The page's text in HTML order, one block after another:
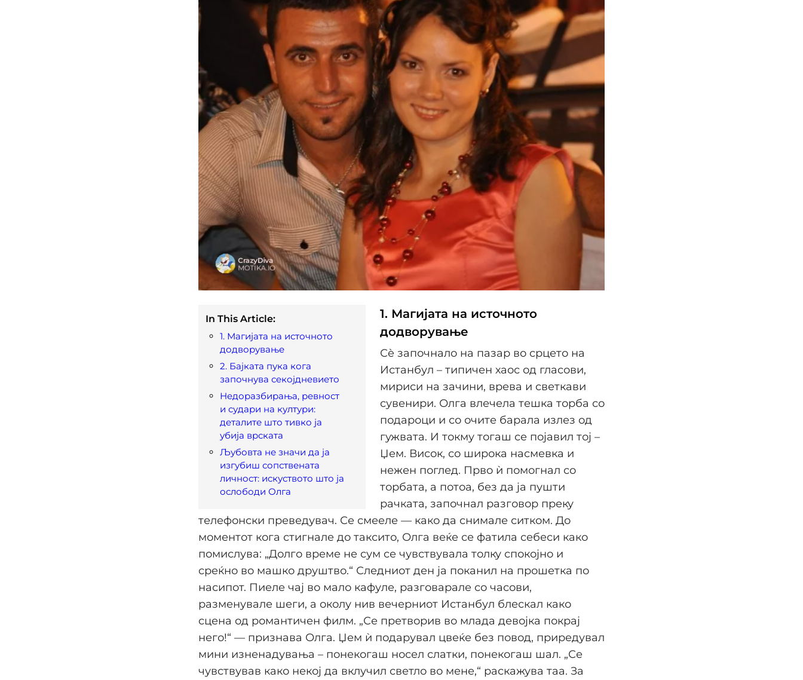
In This Article:
1. Магијата на источното
додворување
2. Бајката пука кога
започнува секојдневието
Недоразбирања, ревност
и судари на култури:
деталите што тивко ја
убија врската
Љубовта не значи да ја
изгубиш сопствената
личност: искуството што ја
ослободи Олга
1. Магијата на источното
додворување
Сè започнало на пазар во срцето на
Истанбул – типичен хаос од гласови,
мириси на зачини, врева и светкави
сувенири. Олга влечела тешка торба со
подароци и со очите барала излез од
гужвата. И токму тогаш се појавил тој –
Џем. Висок, со широка насмевка и
нежен поглед. Прво ѝ помогнал со
торбата, а потоа, без да ја пушти
рачката, започнал разговор преку
телефонски преведувач. Се смееле — како да снимале ситком. До
моментот кога стигнале до таксито, Олга веќе се фатила себеси како
помислува: „Долго време не сум се чувствувала толку спокојно и
среќно во машко друштво.“ Следниот ден ја поканил на прошетка по
насипот. Пиеле чај во мало кафуле, разговарале со часови,
разменувале шеги, а околу нив вечерниот Истанбул блескал како
сцена од романтичен филм. „Се претворив во млада девојка покрај
него!“ — признава Олга. Џем ѝ подарувал цвеќе без повод, приредувал
мини изненадувања – понекогаш носел слатки, понекогаш шал. „Се
чувствував како некој да вклучил светло во мене,“ раскажува таа. За